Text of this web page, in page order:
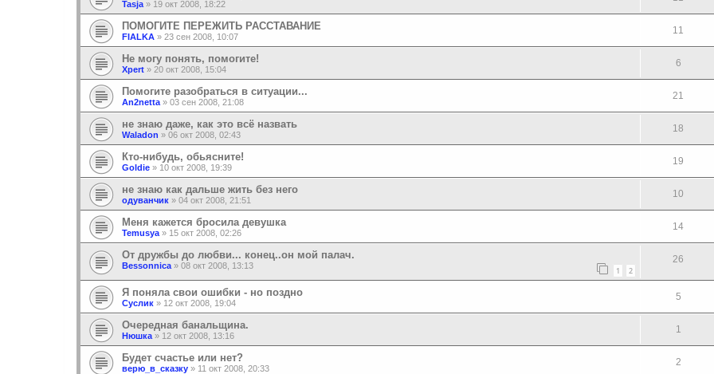
Tasja » 19 окт 2008, 18:22
ПОМОГИТЕ ПЕРЕЖИТЬ РАССТАВАНИЕ
FIALKA » 23 сен 2008, 10:07
11
Не могу понять, помогите!
Xpert » 20 окт 2008, 15:04
6
Помогите разобраться в ситуации...
An2netta » 03 сен 2008, 21:08
21
не знаю даже, как это всё назвать
Waladon » 06 окт 2008, 02:43
18
Кто-нибудь, обьясните!
Goldie » 10 окт 2008, 19:39
19
не знаю как дальше жить без него
одуванчик » 04 окт 2008, 21:51
10
Меня кажется бросила девушка
Temusya » 15 окт 2008, 02:26
14
От дружбы до любви... конец..он мой палач.
Bessonnica » 08 окт 2008, 13:13 1 2
26
Я поняла свои ошибки - но поздно
Суслик » 12 окт 2008, 19:04
5
Очередная банальщина.
Нюшка » 12 окт 2008, 13:16
1
Будет счастье или нет?
верю_в_сказку » 11 окт 2008, 20:33
2